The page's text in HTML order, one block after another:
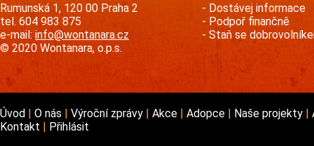
Rumunská 1, 120 00 Praha 2
tel. 604 983 875
e-mail: info@wontanara.cz
© 2020 Wontanara, o.p.s.
Dostávej informace
Podpoř finančně
Staň se
Úvod O nás Výroční zprávy Akce Adopce Naše projekty
Kontakt
Přihlásit